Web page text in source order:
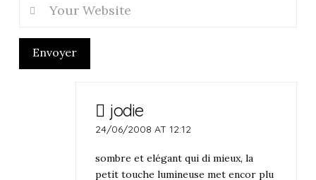
Envoyer
jodie
24/06/2008 AT 12:12
sombre et elégant qui di mieux, la
petit touche lumineuse met encor plu